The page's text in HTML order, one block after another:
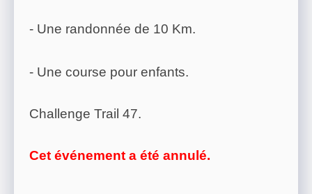
- Une randonnée de 10 Km.
- Une course pour enfants.
Challenge Trail 47.
Cet événement a été annulé.